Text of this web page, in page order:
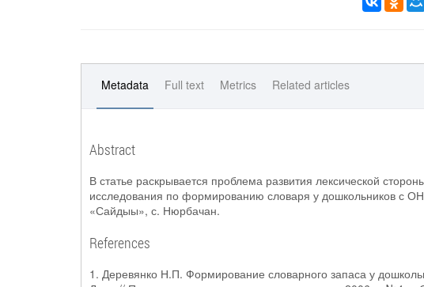
Metadata Full text Metrics Related articles
Abstract
В статье раскрывается проблема развития лексической
исследования по формированию словаря у дошкольников с
«Сайдыы», с. Нюрбачан.
References
1. Деревянко Н.П. Формирование словарного запаса у